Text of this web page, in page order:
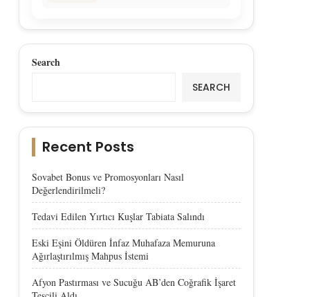
Search
SEARCH
Recent Posts
Sovabet Bonus ve Promosyonları Nasıl
Değerlendirilmeli?
Tedavi Edilen Yırtıcı Kuşlar Tabiata Salındı
Eski Eşini Öldüren İnfaz Muhafaza Memuruna
Ağırlaştırılmış Mahpus İstemi
Afyon Pastırması ve Sucuğu AB’den Coğrafik İşaret